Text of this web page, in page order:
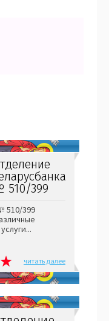
510/399
510/399
читать далее